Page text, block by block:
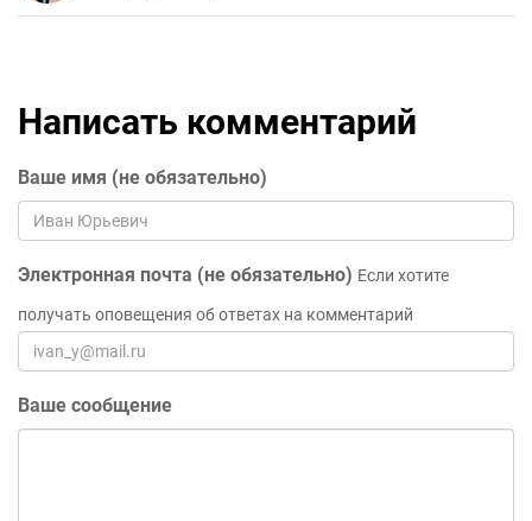
Написать комментарий
Ваше имя (не обязательно)
Электронная почта (не обязательно) Если хотите
получать оповещения об ответах на комментарий
Ваше сообщение